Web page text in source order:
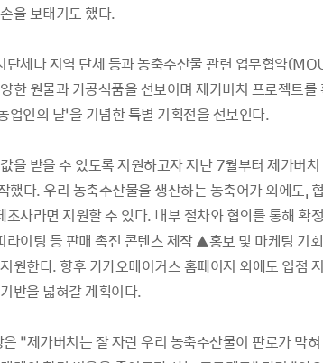
을 보태기도 했다.
단체나 지역 단체 등과 농축수산물 관련 업무협약
한 원물과 가공식품을 선보이며 제가버치 프로젝트를
업인의 날’을 기념한 특별 기획전을 선보인다.
을 받을 수 있도록 지원하고자 지난 7월부터 제가버
했다. 우리 농축수산물을 생산하는 농축어가 외에도,
사라면 지원할 수 있다. 내부 절차와 협의를 통해 확
이팅 등 판매 촉진 콘텐츠 제작 ▲홍보 및 마케팅 기
원한다. 향후 카카오메이커스 홈페이지 외에도 입점
반을 넓혀갈 계획이다.
“제가버치는 잘 자란 우리 농축수산물이 판로가 막